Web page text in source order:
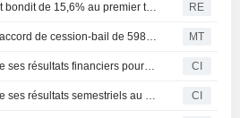
Beijing Haohua Energy Resource : le résultat net bondit de 15,6% au premier trimestre RE
La filiale de Haohua Energy Resource signe un accord de cession-bail de 598 millions de yuans avec une société liée MT
Beijing Haohua Energy Resource Co., Ltd. publie ses résultats financiers pour les neuf premiers mois de 2025 CI
Beijing Haohua Energy Resource Co., Ltd. publie ses résultats semestriels au 30 juin 2025 CI